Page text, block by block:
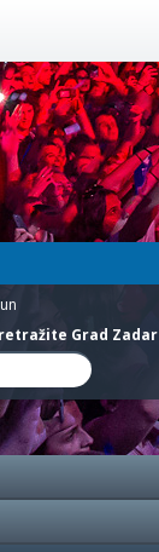
Grad Zadar